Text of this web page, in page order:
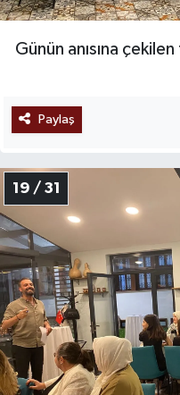
Günün anısına
Paylaş
19 / 31